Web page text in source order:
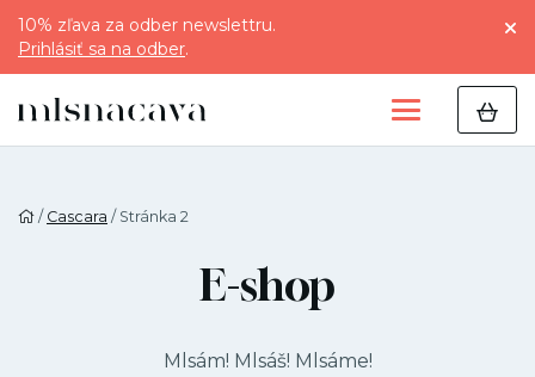
10% zľava za odber newslettru.
Prihlásiť sa na odber.
/ Cascara / Stránka 2
E-shop
Mlsám! Mlsáš! Mlsáme!